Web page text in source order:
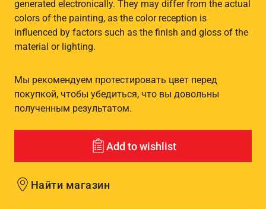
generated electronically. They may differ from the actual
colors of the painting, as the color reception is
influenced by factors such as the finish and gloss of the
material or lighting.
Мы рекомендуем протестировать цвет перед
покупкой, чтобы убедиться, что вы довольны
полученным результатом.
Add to wishlist
Найти магазин